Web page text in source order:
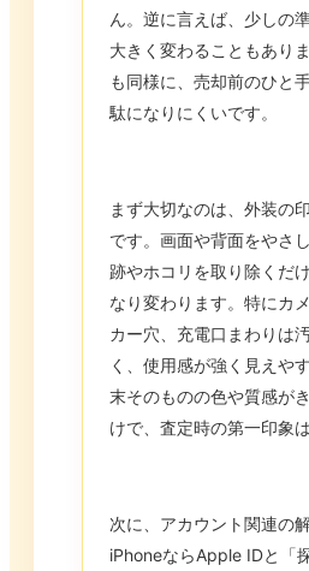
ん。逆に言えば、少しの
大きく変わることもあり
も同様に、売却前のひと
駄になりにくいです。
まず大切なのは、外装の
です。画面や背面をやさ
跡やホコリを取り除くだ
なり変わります。特にカ
カー穴、充電口まわりは
く、使用感が強く見えや
末そのものの色や質感が
けで、査定時の第一印象
次に、アカウント関連の解
iPhoneならApple IDと「